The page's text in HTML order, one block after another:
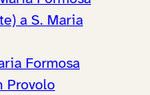
a S. Maria
Formosa
Provolo